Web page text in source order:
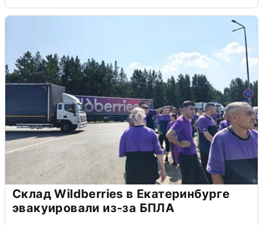
Склад Wildberries в Екатеринбурге
эвакуировали из-за БПЛА